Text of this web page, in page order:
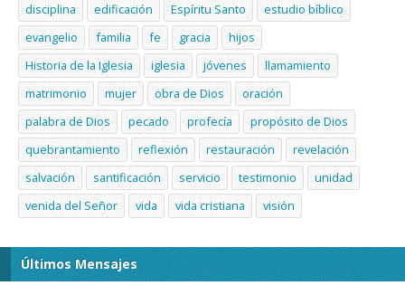
disciplina
edificación Espíritu Santo
estudio bíblico
evangelio
familia fe gracia
hijos
Historia de la Iglesia
iglesia jóvenes
llamamiento
matrimonio
mujer obra de Dios
oración
palabra de Dios
pecado profecía
propósito de Dios
quebrantamiento
reflexión restauración
revelación
salvación
santificación servicio testimonio
unidad
venida del Señor
vida vida cristiana visión
Últimos Mensajes